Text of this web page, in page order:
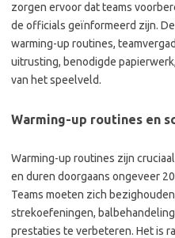
zorgen ervoor dat teams
de officials geïnformeerd zijn.
warming-up routines,
uitrusting, benodigde
van het speelveld.
Warming-up routines en
Warming-up routines zijn
en duren doorgaans ongeveer
Teams moeten zich
strekoefeningen,
prestaties te verbeteren. Het is